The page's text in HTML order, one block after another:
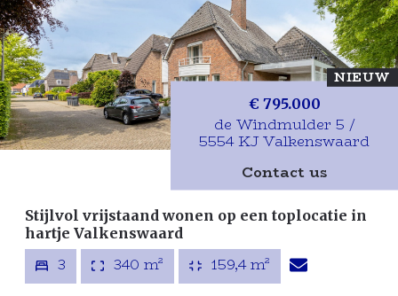
€ 795.000
de Windmulder 5 /
5554 KJ Valkenswaard
Contact us
NIEUW
Stijlvol vrijstaand wonen op een toplocatie in
hartje Valkenswaard
3 340 m² 159,4 m²